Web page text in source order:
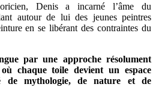
Denis a incarné l’âme du
autour de lui des jeunes peintres
en se libérant des contraintes du
par une approche résolument
chaque toile devient un espace
de mythologie, de nature et de